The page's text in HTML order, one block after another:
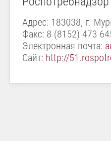
Адрес: 183038, г.
Факс: 8 (8152) 473
Электронная почта:
Сайт: http://